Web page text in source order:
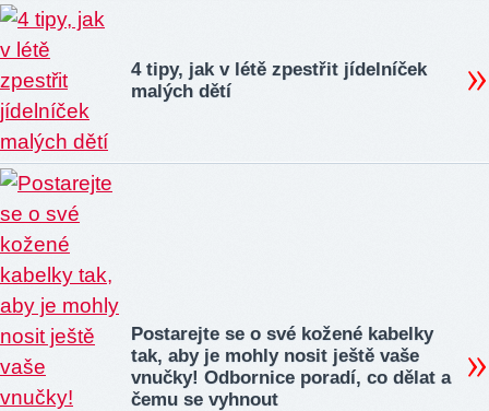
4 tipy, jak v létě zpestřit jídelníček
malých dětí
Postarejte se o své kožené kabelky
tak, aby je mohly nosit ještě vaše
vnučky! Odbornice poradí, co dělat a
čemu se vyhnout